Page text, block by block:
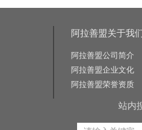
阿拉善盟关于我
阿拉善盟公司简介
阿拉善盟企业文化
阿拉善盟荣誉资质
站内